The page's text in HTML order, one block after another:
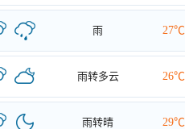
雨 27℃
雨转多云 26℃
雨转晴 29℃